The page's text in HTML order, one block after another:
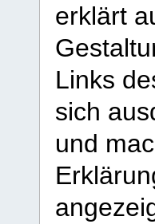
erklärt
Links
sich
und